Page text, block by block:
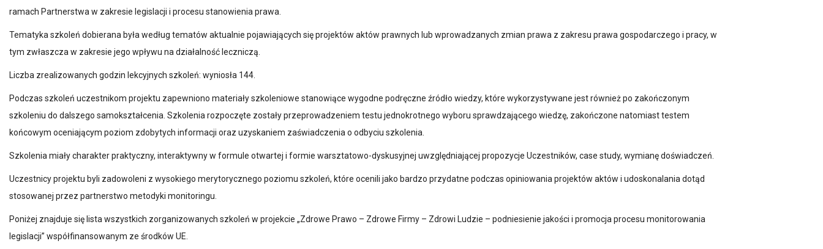
ramach Partnerstwa w zakresie legislacji i procesu stanowienia prawa.
Tematyka szkoleń dobierana była według tematów aktualnie pojawiających się projektów aktów prawnych lub wprowadzanych zmian prawa z zakresu prawa gospodarczego i pracy, w
tym zwłaszcza w zakresie jego wpływu na działalność leczniczą.
Liczba zrealizowanych godzin lekcyjnych szkoleń: wyniosła 144.
Podczas szkoleń uczestnikom projektu zapewniono materiały szkoleniowe stanowiące wygodne podręczne źródło wiedzy, które wykorzystywane jest również po zakończonym
szkoleniu do dalszego samokształcenia. Szkolenia rozpoczęte zostały przeprowadzeniem testu jednokrotnego wyboru sprawdzającego wiedzę, zakończone natomiast testem
końcowym oceniającym poziom zdobytych informacji oraz uzyskaniem zaświadczenia o odbyciu szkolenia.
Szkolenia miały charakter praktyczny, interaktywny w formule otwartej i formie warsztatowo-dyskusyjnej uwzględniającej propozycje Uczestników, case study, wymianę doświadczeń.
Uczestnicy projektu byli zadowoleni z wysokiego merytorycznego poziomu szkoleń, które ocenili jako bardzo przydatne podczas opiniowania projektów aktów i udoskonalania dotąd
stosowanej przez partnerstwo metodyki monitoringu.
Poniżej znajduje się lista wszystkich zorganizowanych szkoleń w projekcie „Zdrowe Prawo – Zdrowe Firmy – Zdrowi Ludzie – podniesienie jakości i promocja procesu monitorowania
legislacji” współfinansowanym ze środków UE.